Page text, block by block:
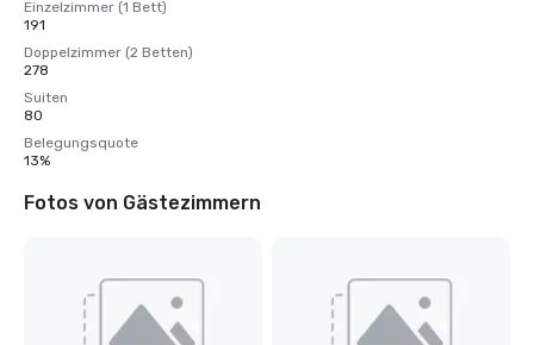
Einzelzimmer (1 Bett)
191
Doppelzimmer (2 Betten)
278
Suiten
80
Belegungsquote
13%
Fotos von Gästezimmern